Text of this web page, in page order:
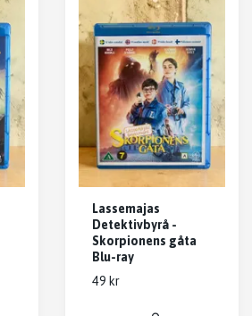
Lassemajas
Detektivbyrå -
Skorpionens gåta
Blu-ray
49 kr